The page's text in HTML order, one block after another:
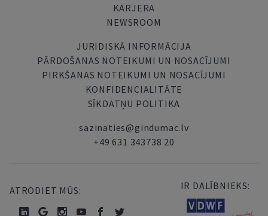
KARJERA
NEWSROOM
JURIDISKĀ INFORMĀCIJA
PĀRDOŠANAS NOTEIKUMI UN NOSACĪJUMI
PIRKŠANAS NOTEIKUMI UN NOSACĪJUMI
KONFIDENCIALITĀTE
SĪKDATŅU POLITIKA
sazinaties@gindumac.lv
+49 631 343738 20
ATRODIET MŪS: IR DALĪBNIEKS: